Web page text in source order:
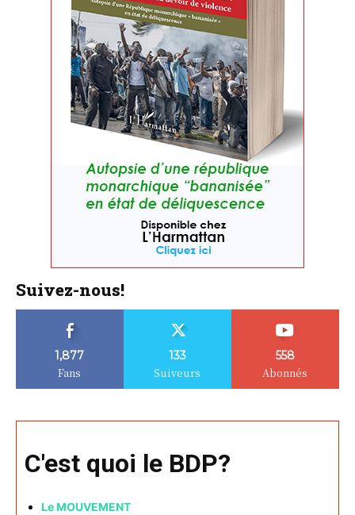
Suivez-nous!
1,877
Fans
133
Suiveurs
558
Abonnés
C'est quoi le BDP?
Le MOUVEMENT